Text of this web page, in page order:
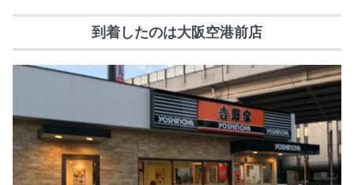
到着したのは大阪空港前店